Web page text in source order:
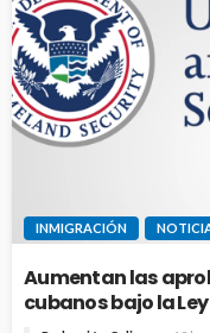
INMIGRACIÓN
Aumentan las
cubanos bajo la